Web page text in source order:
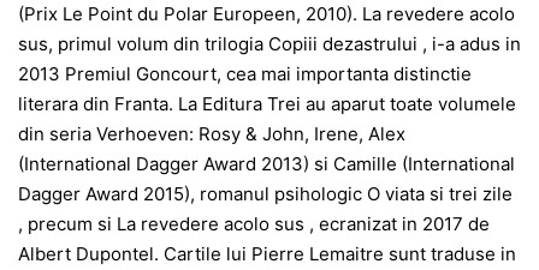
(Prix Le Point du Polar Europeen, 2010). La revedere acolo
sus, primul volum din trilogia Copiii dezastrului , i-a adus in
2013 Premiul Goncourt, cea mai importanta distinctie
literara din Franta. La Editura Trei au aparut toate volumele
din seria Verhoeven: Rosy & John, Irene, Alex
(International Dagger Award 2013) si Camille (International
Dagger Award 2015), romanul psihologic O viata si trei zile
, precum si La revedere acolo sus , ecranizat in 2017 de
Albert Dupontel. Cartile lui Pierre Lemaitre sunt traduse in